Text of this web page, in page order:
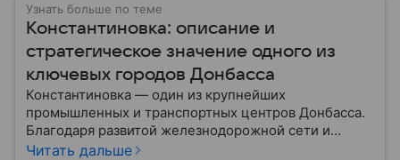
Узнать больше по теме
Константиновка: описание и
стратегическое значение одного из
ключевых городов Донбасса
Константиновка — один из крупнейших
промышленных и транспортных центров Донбасса.
Благодаря развитой железнодорожной сети и
выгодному расположению город многие годы играл
Читать дальше